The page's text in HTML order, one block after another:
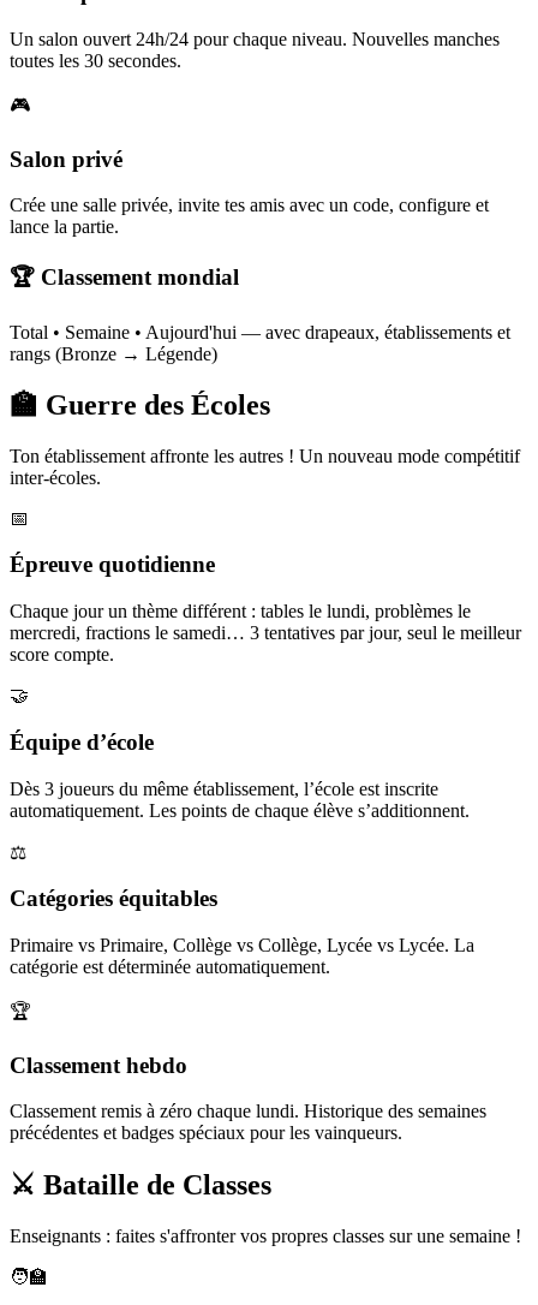
Un salon ouvert 24h/24 pour chaque niveau. Nouvelles manches
toutes les 30 secondes.
🎮
Salon privé
Crée une salle privée, invite tes amis avec un code, configure et
lance la partie.
🏆 Classement mondial
Total • Semaine • Aujourd'hui — avec drapeaux, établissements et
rangs (Bronze → Légende)
🏫 Guerre des Écoles
Ton établissement affronte les autres ! Un nouveau mode compétitif
inter-écoles.
📅
Épreuve quotidienne
Chaque jour un thème différent : tables le lundi, problèmes le
mercredi, fractions le samedi… 3 tentatives par jour, seul le meilleur
score compte.
🤝
Équipe d’école
Dès 3 joueurs du même établissement, l’école est inscrite
automatiquement. Les points de chaque élève s’additionnent.
⚖️
Catégories équitables
Primaire vs Primaire, Collège vs Collège, Lycée vs Lycée. La
catégorie est déterminée automatiquement.
🏆
Classement hebdo
Classement remis à zéro chaque lundi. Historique des semaines
précédentes et badges spéciaux pour les vainqueurs.
⚔️ Bataille de Classes
Enseignants : faites s'affronter vos propres classes sur une semaine !
🧑‍🏫